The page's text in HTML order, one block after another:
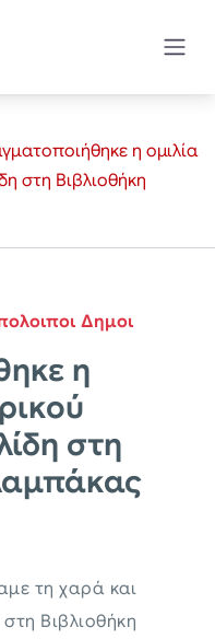
η ομιλία
στη Βιβλιοθήκη
Δημοι
η
στη
τη χαρά και
Βιβλιοθήκη